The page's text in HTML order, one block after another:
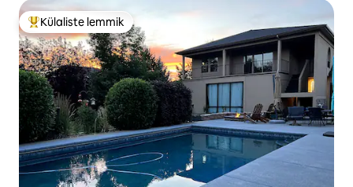
Külaliste suur lemmik
Külaliste lemmik